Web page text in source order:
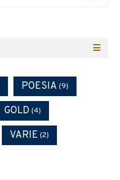
POESIA (9)
GOLD (4)
VARIE (2)